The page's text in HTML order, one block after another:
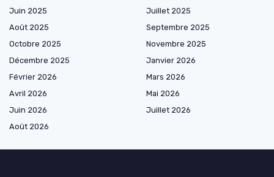
Juin 2025
Juillet 2025
Août 2025
Septembre 2025
Octobre 2025
Novembre 2025
Décembre 2025
Janvier 2026
Février 2026
Mars 2026
Avril 2026
Mai 2026
Juin 2026
Juillet 2026
Août 2026